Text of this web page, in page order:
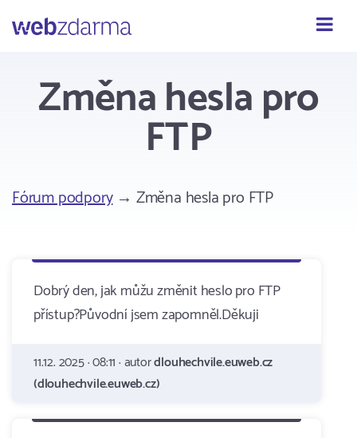
Webzdarma
Změna hesla pro
FTP
Fórum podpory→ Změna hesla pro FTP
Dobrý den, jak můžu změnit heslo pro FTP
přístup?Původní jsem zapomněl.Děkuji
11.12. 2025 · 08:11 · autordlouhechvile.euweb.cz
(dlouhechvile.euweb.cz)